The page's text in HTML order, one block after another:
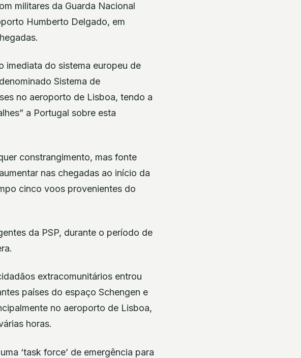
militares da Guarda Nacional
Humberto Delgado, em
imediata do sistema europeu de
Sistema de
no aeroporto de Lisboa, tendo a
a Portugal sobre esta
constrangimento, mas fonte
nas chegadas ao início da
cinco voos provenientes do
da PSP, durante o período de
extracomunitários entrou
países do espaço Schengen e
no aeroporto de Lisboa,
horas.
‘task force’ de emergência para